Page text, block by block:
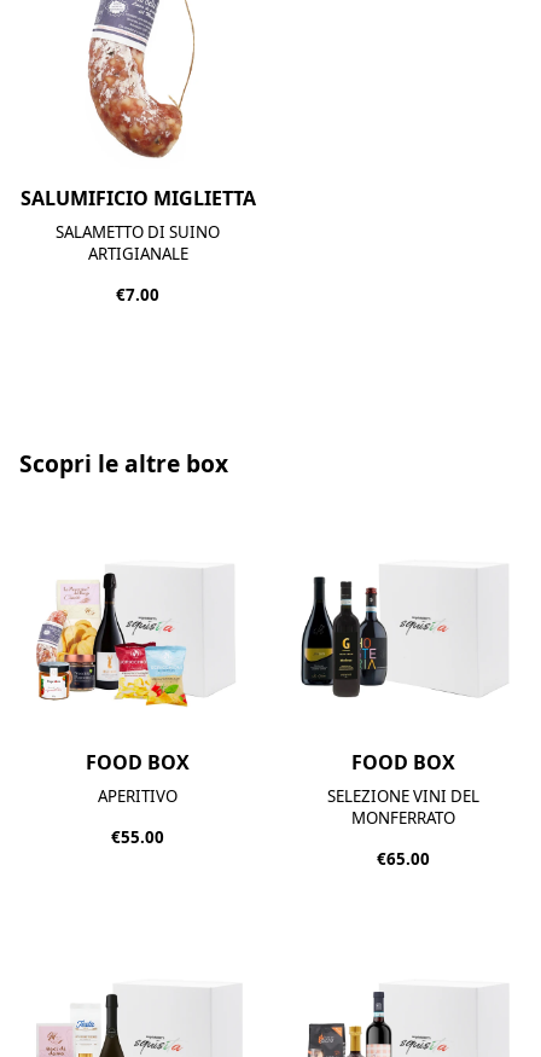
Scopri le altre box
FOOD BOX
APERITIVO
€55.00
FOOD BOX
SELEZIONE VINI DEL
MONFERRATO
€65.00
SALUMIFICIO MIGLIETTA
SALAMETTO DI SUINO
ARTIGIANALE
€7.00